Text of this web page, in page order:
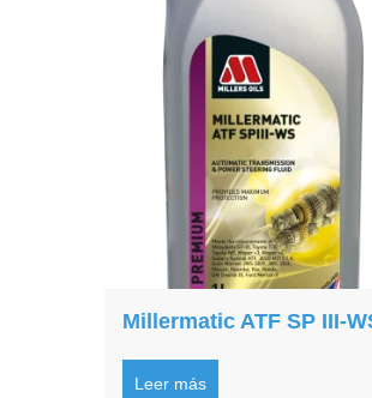
Millermatic ATF SP III-
Leer más